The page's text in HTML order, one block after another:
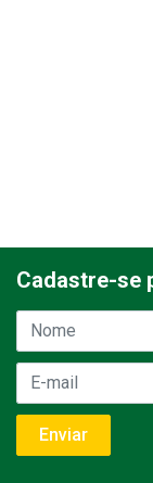
Cadastre-se